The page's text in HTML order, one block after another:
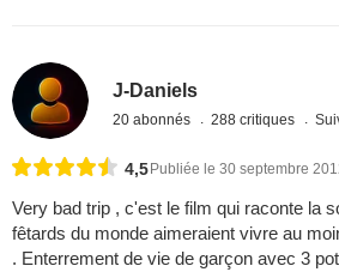
J-Daniels
20 abonnés 288 critiques
4,5 Publiée le 30 septembre
Very bad trip , c'est le film qui raconte la
fêtards du monde aimeraient vivre au
. Enterrement de vie de garçon avec 3